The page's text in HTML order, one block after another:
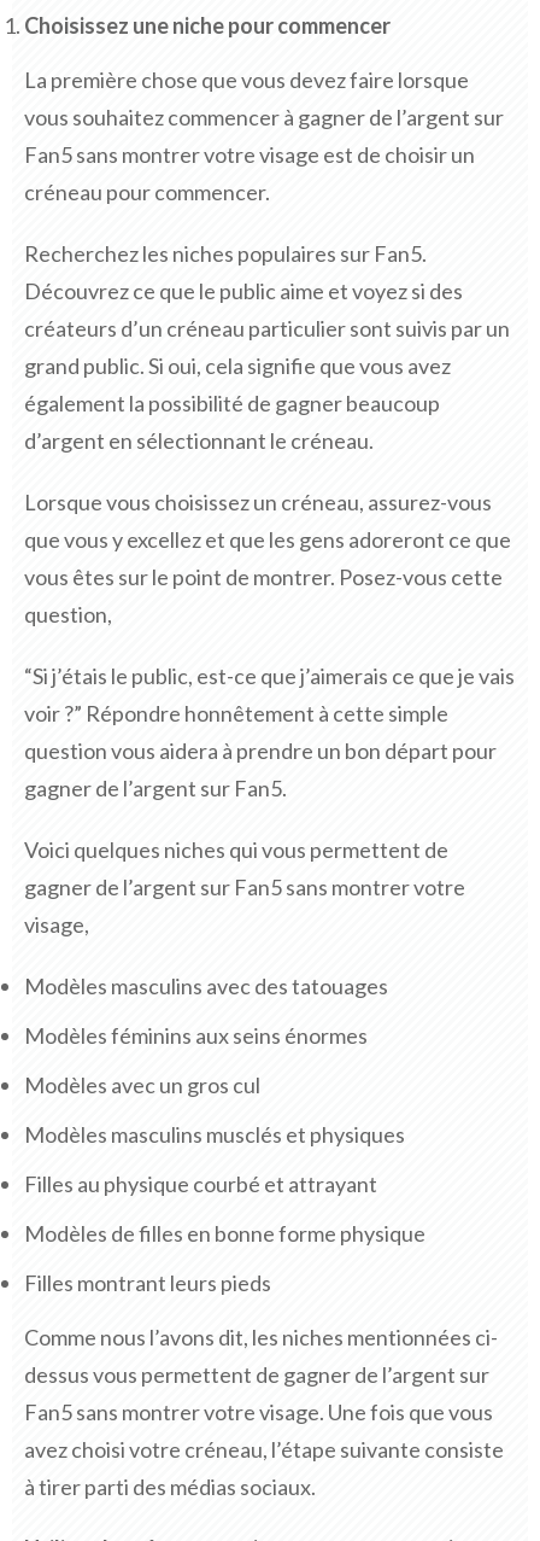
Choisissez une niche pour commencer
La première chose que vous devez faire lorsque
vous souhaitez commencer à gagner de l’argent sur
Fan5 sans montrer votre visage est de choisir un
créneau pour commencer.
Recherchez les niches populaires sur Fan5.
Découvrez ce que le public aime et voyez si des
créateurs d’un créneau particulier sont suivis par un
grand public. Si oui, cela signifie que vous avez
également la possibilité de gagner beaucoup
d’argent en sélectionnant le créneau.
Lorsque vous choisissez un créneau, assurez-vous
que vous y excellez et que les gens adoreront ce que
vous êtes sur le point de montrer. Posez-vous cette
question,
“Si j’étais le public, est-ce que j’aimerais ce que je vais
voir ?” Répondre honnêtement à cette simple
question vous aidera à prendre un bon départ pour
gagner de l’argent sur Fan5.
Voici quelques niches qui vous permettent de
gagner de l’argent sur Fan5 sans montrer votre
visage,
Modèles masculins avec des tatouages
Modèles féminins aux seins énormes
Modèles avec un gros cul
Modèles masculins musclés et physiques
Filles au physique courbé et attrayant
Modèles de filles en bonne forme physique
Filles montrant leurs pieds
Comme nous l’avons dit, les niches mentionnées ci-
dessus vous permettent de gagner de l’argent sur
Fan5 sans montrer votre visage. Une fois que vous
avez choisi votre créneau, l’étape suivante consiste
à tirer parti des médias sociaux.